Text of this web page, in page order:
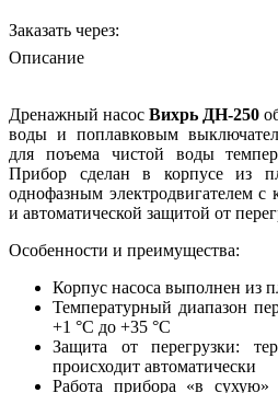
Заказать через:
Описание
Дренажный насос Вихрь ДН-250
воды и поплавковым
для поъема чистой воды
Прибор сделан в корпусе из
однофазным электродвигателем с
и автоматической защитой от
Особенности и преимущества:
Корпус насоса выполнен из
Температурный диапазон
+1 °С до +35 °С
Защита от перегрузки:
происходит автоматически
Работа прибора «в сухую»